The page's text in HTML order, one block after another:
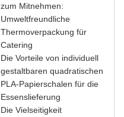
zum Mitnehmen:
Umweltfreundliche
Thermoverpackung für
Catering
Die Vorteile von individuell
gestaltbaren quadratischen
PLA-Papierschalen für die
Essenslieferung
Die Vielseitigkeit